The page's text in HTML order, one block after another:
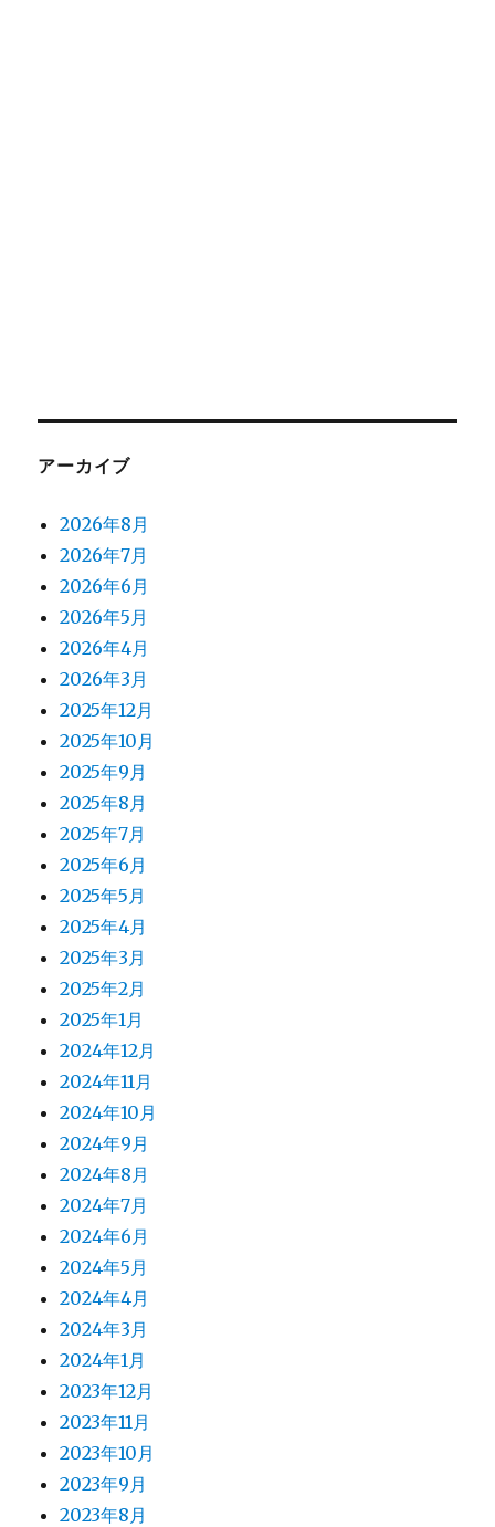
アーカイブ
2026年8月
2026年7月
2026年6月
2026年5月
2026年4月
2026年3月
2025年12月
2025年10月
2025年9月
2025年8月
2025年7月
2025年6月
2025年5月
2025年4月
2025年3月
2025年2月
2025年1月
2024年12月
2024年11月
2024年10月
2024年9月
2024年8月
2024年7月
2024年6月
2024年5月
2024年4月
2024年3月
2024年1月
2023年12月
2023年11月
2023年10月
2023年9月
2023年8月